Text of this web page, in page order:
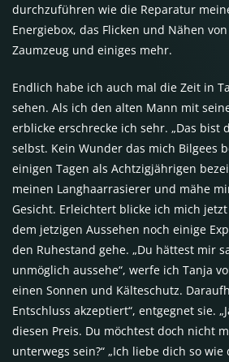
durchzuführen wie die Reparatur
Energiebox, das Flicken und Nähen
Zaumzeug und einiges mehr.
Endlich habe ich auch mal die Zeit in
sehen. Als ich den alten Mann mit
erblicke erschrecke ich sehr. „Das bist
selbst. Kein Wunder das mich Bilgees
einigen Tagen als Achtzigjährigen
meinen Langhaarrasierer und mähe
Gesicht. Erleichtert blicke ich mich
dem jetzigen Aussehen noch einige
den Ruhestand gehe. „Du hättest mir
unmöglich aussehe“, werfe ich Tanja
einen Sonnen und Kälteschutz.
Entschluss akzeptiert“, entgegnet sie.
diesen Preis. Du möchtest doch nicht
unterwegs sein?“ „Ich liebe dich so